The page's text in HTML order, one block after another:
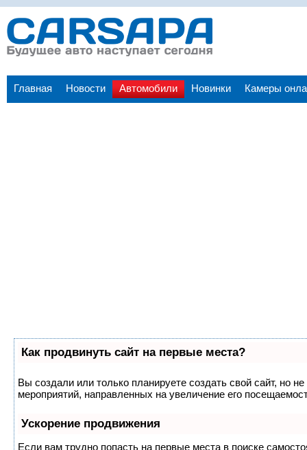
Главная Новости Автомобили Новинки Камеры
Как продвинуть сайт на первые места?
Вы создали или только планируете создать свой сайт, но
мероприятий, направленных на увеличение его
Ускорение продвижения
Если вам трудно попасть на первые места в поиске